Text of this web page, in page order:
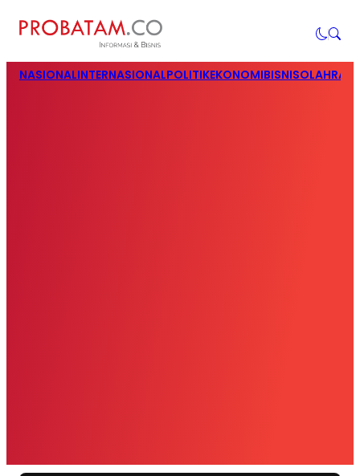
NASIONALINTERNASIONALPOLITIKEKONOMIBISNIS